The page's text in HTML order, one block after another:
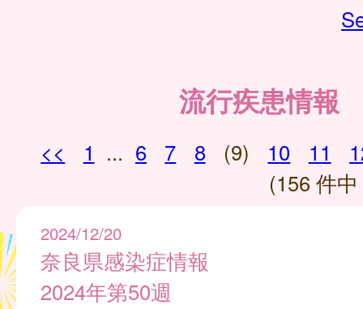
流行疾患情報
<< 1 ... 6 7 8 (9) 10 11
(156 件
2024/12/20
奈良県感染症情報
2024年第50週